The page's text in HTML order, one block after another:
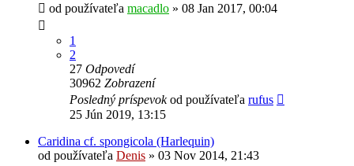
od používateľa macadlo » 08 Jan 2017, 00:04
1
2
27 Odpovedí
30962 Zobrazení
Posledný príspevokod používateľa rufus
25 Jún 2019, 13:15
Caridina cf. spongicola (Harlequin)
od používateľa Denis » 03 Nov 2014, 21:43